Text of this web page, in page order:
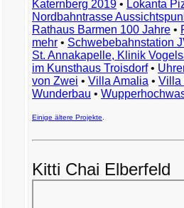
Katernberg 2019 • Lokanta
Nordbahntrasse
Rathaus Barmen 100 Jahre •
mehr • Schwebebahnstation
St. Annakapelle, Klinik
im Kunsthaus Troisdorf•
von Zwei • Villa Amalia • Villa
Wunderbau •
Einige ältere Projekte
Kitti Chai Elberfeld